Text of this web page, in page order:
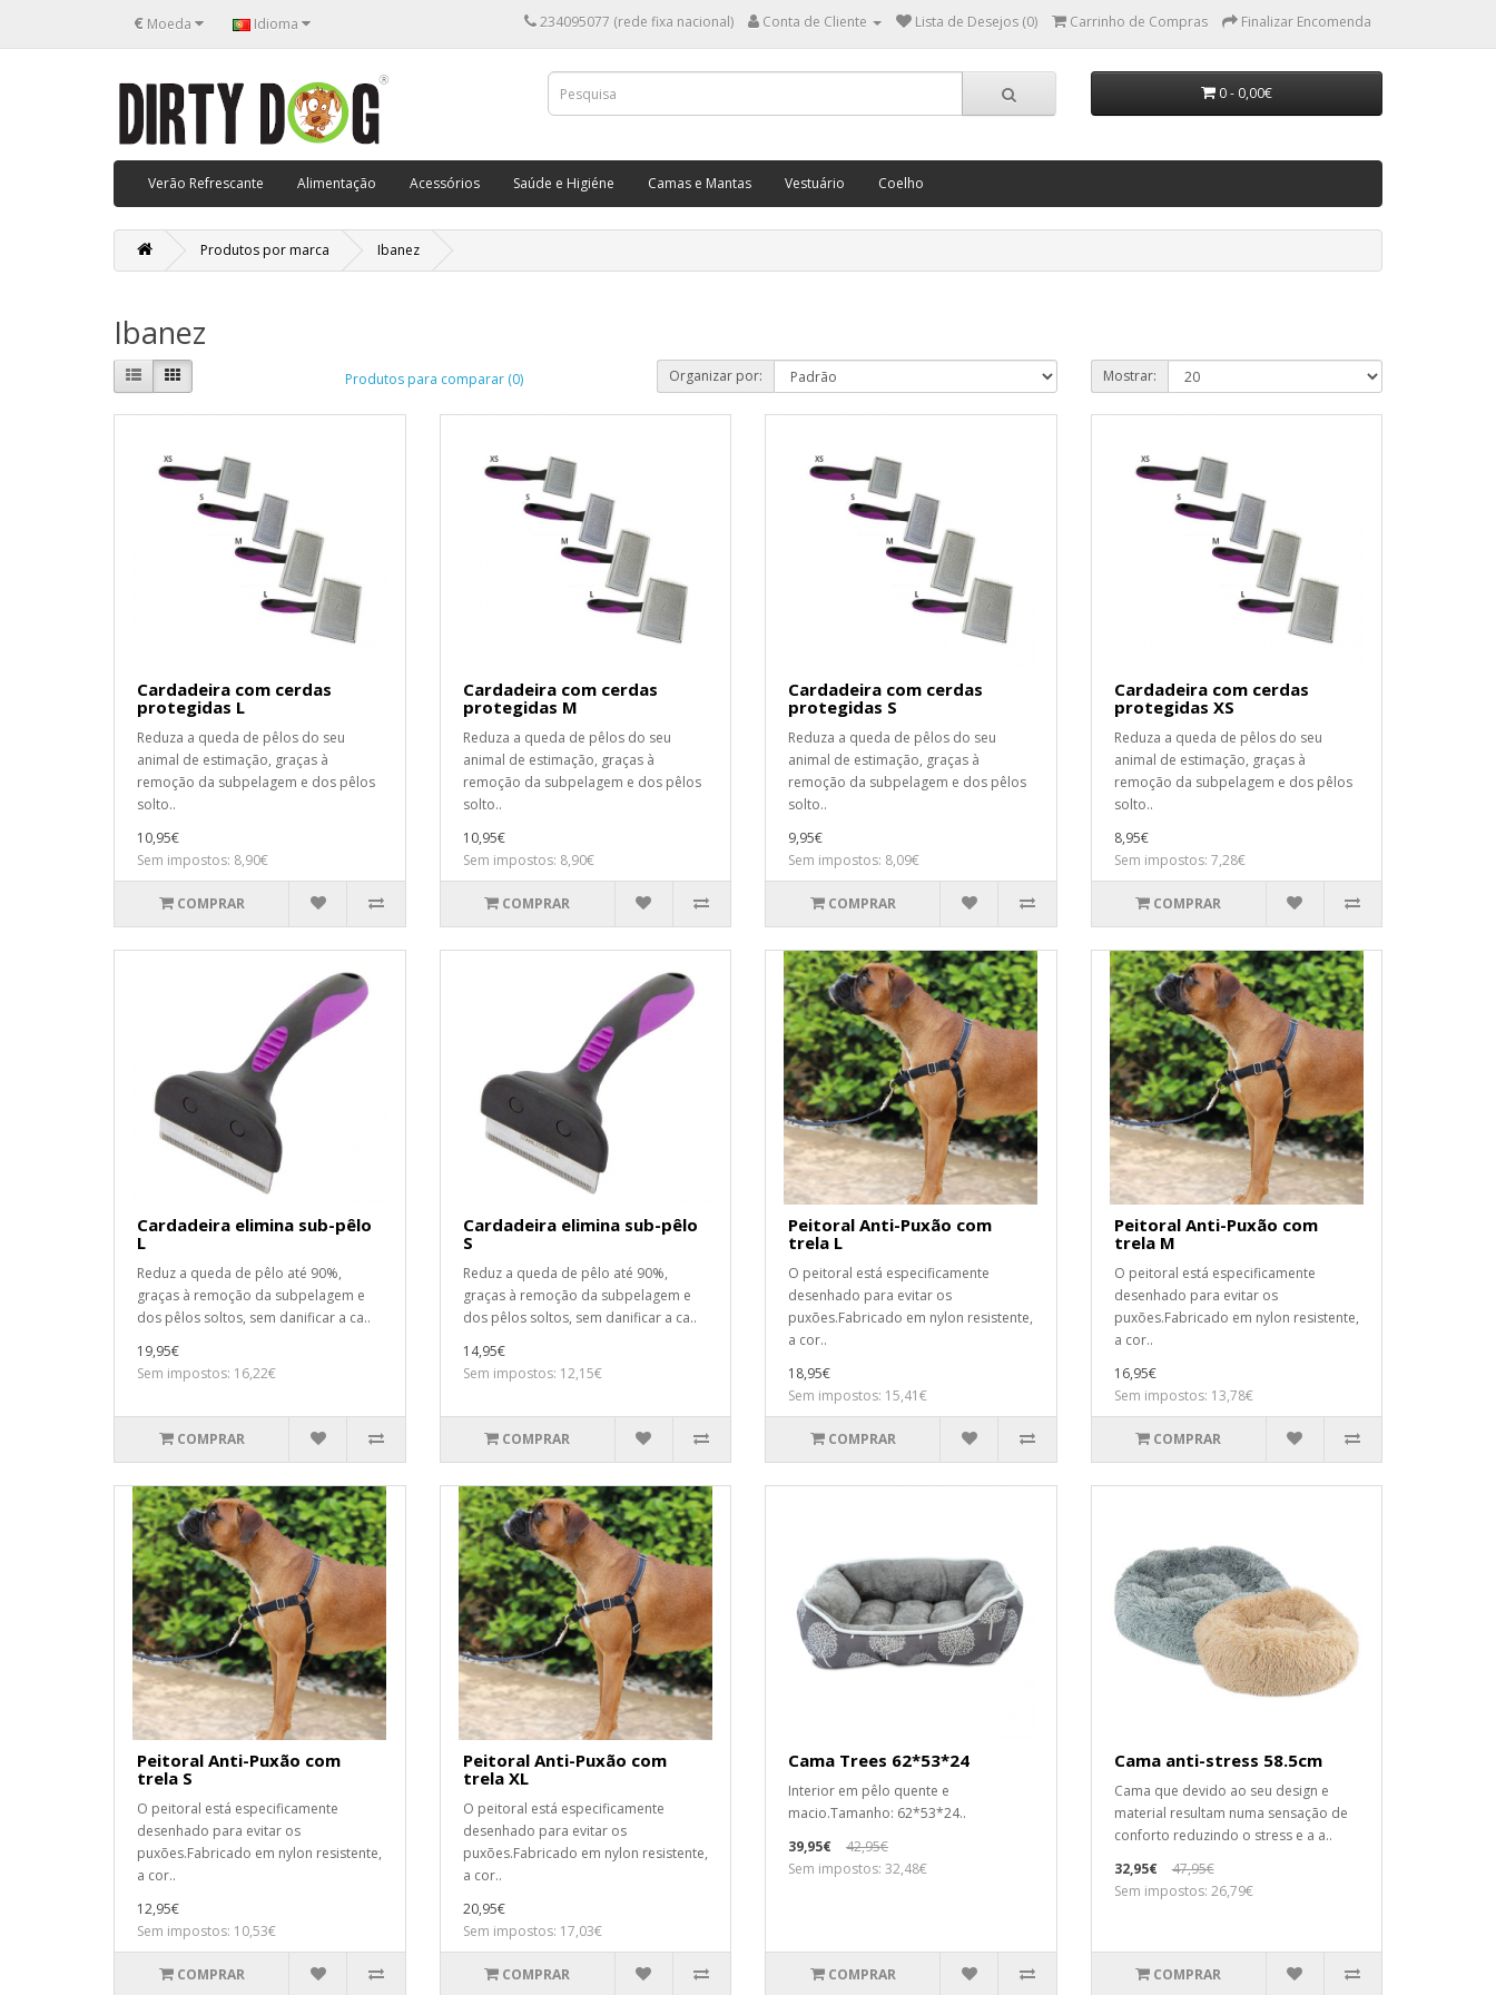
€ Moeda Idioma 234095077 (rede fixa nacional) Conta de Cliente Lista de Desejos (0) Carrinho de Compras Finalizar Encomenda
0 - 0,00€
Verão Refrescante Alimentação Acessórios Saúde e Higiéne Camas e Mantas Vestuário Coelho
Produtos por marca Ibanez
Ibanez
Produtos para comparar (0) Organizar por: Mostrar:
Cardadeira com cerdas
protegidas L
Reduza a queda de pêlos do seu
animal de estimação, graças à
remoção da subpelagem e dos pêlos
solto..
10,95€
Sem impostos: 8,90€
COMPRAR
Cardadeira com cerdas
protegidas M
Reduza a queda de pêlos do seu
animal de estimação, graças à
remoção da subpelagem e dos pêlos
solto..
10,95€
Sem impostos: 8,90€
COMPRAR
Cardadeira com cerdas
protegidas S
Reduza a queda de pêlos do seu
animal de estimação, graças à
remoção da subpelagem e dos pêlos
solto..
9,95€
Sem impostos: 8,09€
COMPRAR
Cardadeira com cerdas
protegidas XS
Reduza a queda de pêlos do seu
animal de estimação, graças à
remoção da subpelagem e dos pêlos
solto..
8,95€
Sem impostos: 7,28€
COMPRAR
Cardadeira elimina sub-pêlo
L
Reduz a queda de pêlo até 90%,
graças à remoção da subpelagem e
dos pêlos soltos, sem danificar a ca..
19,95€
Sem impostos: 16,22€
COMPRAR
Cardadeira elimina sub-pêlo
S
Reduz a queda de pêlo até 90%,
graças à remoção da subpelagem e
dos pêlos soltos, sem danificar a ca..
14,95€
Sem impostos: 12,15€
COMPRAR
Peitoral Anti-Puxão com
trela L
O peitoral está especificamente
desenhado para evitar os
puxões.Fabricado em nylon resistente,
a cor..
18,95€
Sem impostos: 15,41€
COMPRAR
Peitoral Anti-Puxão com
trela M
O peitoral está especificamente
desenhado para evitar os
puxões.Fabricado em nylon resistente,
a cor..
16,95€
Sem impostos: 13,78€
COMPRAR
Peitoral Anti-Puxão com
trela S
O peitoral está especificamente
desenhado para evitar os
puxões.Fabricado em nylon resistente,
a cor..
12,95€
Sem impostos: 10,53€
COMPRAR
Peitoral Anti-Puxão com
trela XL
O peitoral está especificamente
desenhado para evitar os
puxões.Fabricado em nylon resistente,
a cor..
20,95€
Sem impostos: 17,03€
COMPRAR
Cama Trees 62*53*24
Interior em pêlo quente e
macio.Tamanho: 62*53*24..
39,95€
42,95€
Sem impostos: 32,48€
COMPRAR
Cama anti-stress 58.5cm
Cama que devido ao seu design e
material resultam numa sensação de
conforto reduzindo o stress e a a..
32,95€
47,95€
Sem impostos: 26,79€
COMPRAR